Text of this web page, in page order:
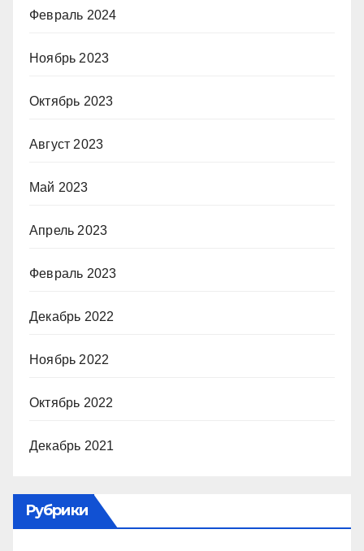
Февраль 2024
Ноябрь 2023
Октябрь 2023
Август 2023
Май 2023
Апрель 2023
Февраль 2023
Декабрь 2022
Ноябрь 2022
Октябрь 2022
Декабрь 2021
Рубрики